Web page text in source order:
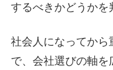
するべきかどうかを
社会人になってから
で、会社選びの軸を